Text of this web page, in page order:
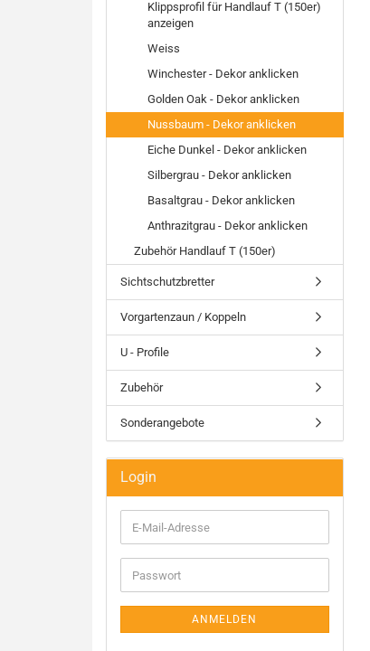
Klippsprofil für Handlauf T (150er)
anzeigen
Weiss
Winchester - Dekor anklicken
Golden Oak - Dekor anklicken
Nussbaum - Dekor anklicken
Eiche Dunkel - Dekor anklicken
Silbergrau - Dekor anklicken
Basaltgrau - Dekor anklicken
Anthrazitgrau - Dekor anklicken
Zubehör Handlauf T (150er)
Sichtschutzbretter
Vorgartenzaun / Koppeln
U - Profile
Zubehör
Sonderangebote
Login
E-
Mail-
Adresse
Passwort
ANMELDEN